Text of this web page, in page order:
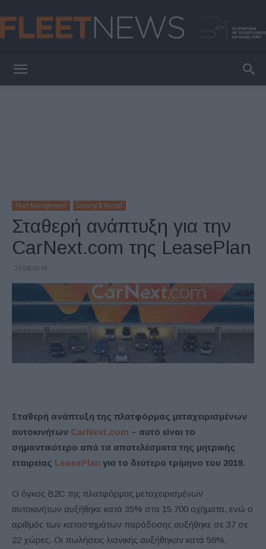
Fleet Management Leasing & Rental
Σταθερή ανάπτυξη για την
CarNext.com της LeasePlan
21/08/2019
Σταθερή ανάπτυξη της πλατφόρμας μεταχειρισμένων
αυτοκινήτων CarNext.com – αυτό είναι το
σημαντικότερο από τα αποτελέσματα της μητρικής
εταιρείας LeasePlan για το δεύτερο τρίμηνο του 2019.
Ο όγκος B2C της πλατφόρμας μεταχειρισμένων
αυτοκινήτων αυξήθηκε κατά 35% στα 15.700 οχήματα, ενώ ο
αριθμός των καταστημάτων παράδοσης αυξήθηκε σε 37 σε
22 χώρες. Οι πωλήσεις λιανικής αυξήθηκαν κατά 56%.